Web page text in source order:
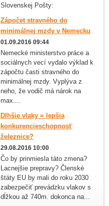
Slovenskej Pošty:
Zápočet stravného do
minimálnej mzdy v Nemecku
01.09.2016 09:44
Nemecké ministerstvo práce a
sociálnych vecí vydalo výklad k
zápočtu časti stravného do
minimálnej mzdy. Vyplýva z
neho, že vodič má nárok na
max....
Dlhšie vlaky = lepšia
konkurencieschopnosť
železnice?
29.08.2016 10:00
Čo by prinmiesla táto zmena?
Lacnejšie prepravy? Členské
štáty EU by mali do roku 2030
zabezpečiť prevádzku vlakov s
dĺžkou až 740m. dokonca na...